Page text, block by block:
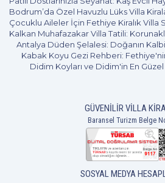
Bodrum’da Özel Havuzlu Lüks Villa
Çocuklu Aileler İçin Fethiye Kiralık
Kalkan Muhafazakar Villa Tatili:
Antalya Düden Şelalesi: Doğanın
Kabak Koyu Gezi Rehberi:
Didim Koyları ve Didim'in En
GÜVENILIR VILLA
Baransel Turizm Belge
SOSYAL MEDYA